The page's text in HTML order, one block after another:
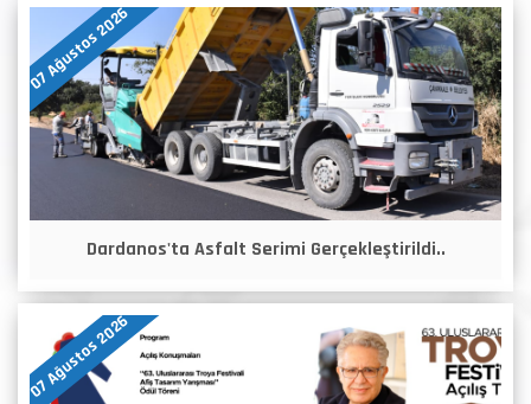
07 Ağustos 2026
Dardanos'ta Asfalt Serimi Gerçekleştirildi..
07 Ağustos 2026